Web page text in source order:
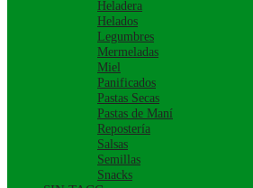
Heladera
Helados
Legumbres
Mermeladas
Miel
Panificados
Pastas Secas
Pastas de Maní
Repostería
Salsas
Semillas
Snacks